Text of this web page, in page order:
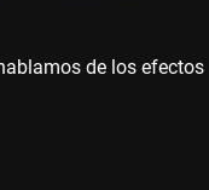
de los efectos